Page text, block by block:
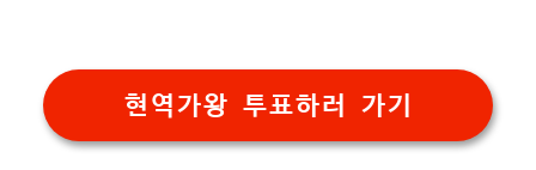
현역가왕 투표하러 가기